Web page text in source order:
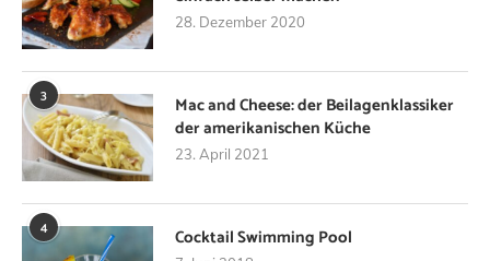
28. Dezember 2020
3
Mac and Cheese: der Beilagenklassiker
der amerikanischen Küche
23. April 2021
4 Cocktail Swimming Pool